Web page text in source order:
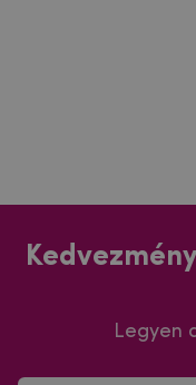
Legyen